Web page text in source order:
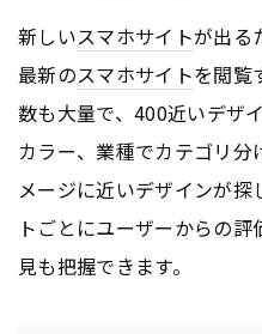
新しいスマホサイトが出る
最新のスマホサイトを閲覧
数も大量で、400近いデザ
カラー、業種でカテゴリ
メージに近いデザインが探
トごとにユーザーからの
見も把握できます。